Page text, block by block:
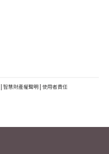
| 智慧財產權聲明 | 使用者責任